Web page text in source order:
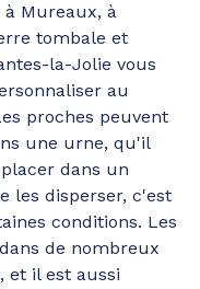
à Mureaux, à
tombale et
la-Jolie vous
au
proches peuvent
une urne, qu'il
dans un
les disperser, c'est
conditions. Les
de nombreux
et il est aussi